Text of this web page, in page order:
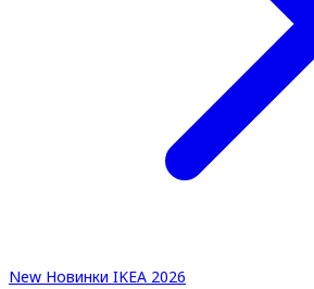
New Новинки IKEA 2026